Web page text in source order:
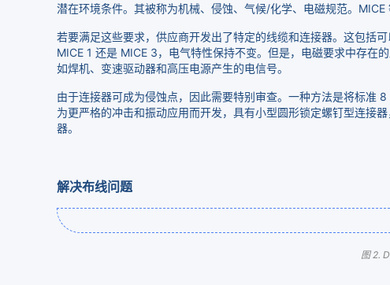
潜在环境条件。其被称为机械、侵蚀、气候/化学、电磁规范。
若要满足这些要求，供应商开发出了特定的线缆和连接器。这包括
MICE 1 还是 MICE 3，电气特性保持不变。但是，电磁要求中存在
如焊机、变速驱动器和高压电源产生的电信号。
由于连接器可成为侵蚀点，因此需要特别审查。一种方法是将标准
为更严格的冲击和振动应用而开发，具有小型圆形锁定螺钉型连接
器。
解决布线问题
图 2.